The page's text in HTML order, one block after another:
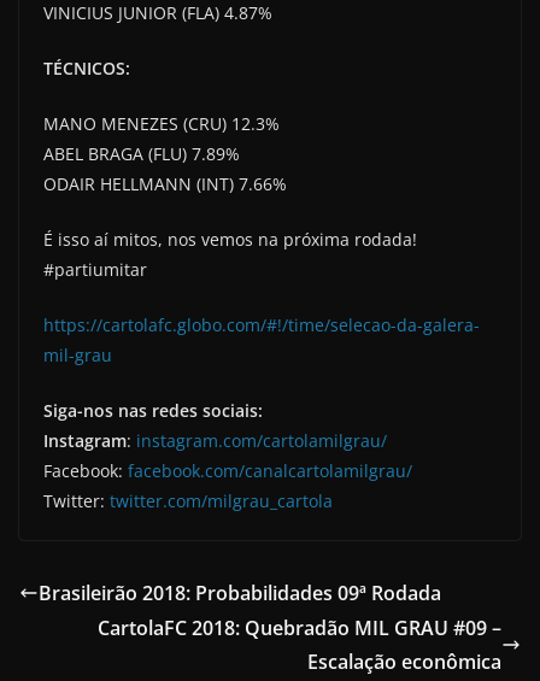
VINICIUS JUNIOR (FLA) 4.87%
TÉCNICOS:
MANO MENEZES (CRU) 12.3%
ABEL BRAGA (FLU) 7.89%
ODAIR HELLMANN (INT) 7.66%
É isso aí mitos, nos vemos na próxima rodada!
#partiumitar
https://cartolafc.globo.com/#!/time/selecao-da-galera-
mil-grau
Siga-nos nas redes sociais:
Instagram: instagram.com/cartolamilgrau/
Facebook: facebook.com/canalcartolamilgrau/
Twitter: twitter.com/milgrau_cartola
Brasileirão 2018: Probabilidades 09ª Rodada
CartolaFC 2018: Quebradão MIL GRAU #09 –
Escalação econômica